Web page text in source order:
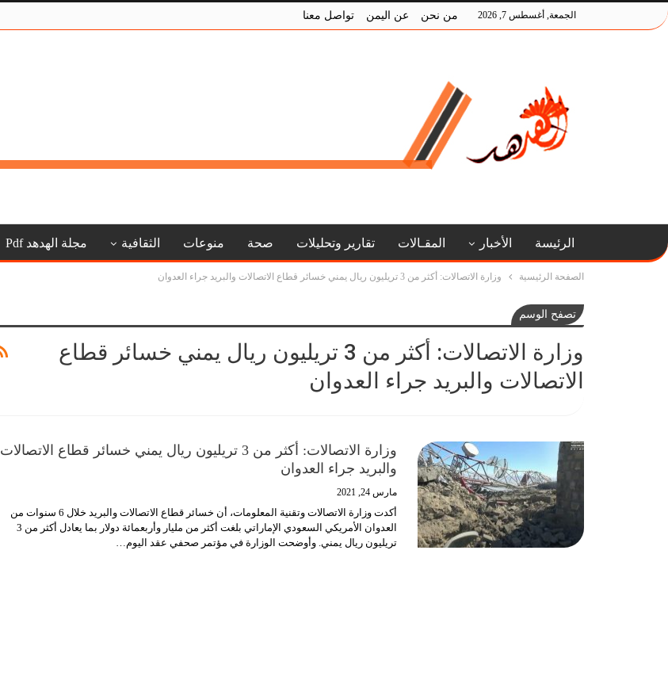
الجمعة, أغسطس 7, 2026 من نحن عن اليمن تواصل معنا
الرئيسة الأخبار المقـالات تقارير وتحليلات صحة منوعات الثقافية مجلة الهدهد Pdf
الصفحة الرئيسية وزارة الاتصالات: أكثر من 3 تريليون ريال يمني خسائر قطاع الاتصالات والبريد جراء العدوان
تصفح الوسم
وزارة الاتصالات: أكثر من 3 تريليون ريال يمني خسائر قطاع
الاتصالات والبريد جراء العدوان
وزارة الاتصالات: أكثر من 3 تريليون ريال يمني خسائر قطاع الاتصالات
والبريد جراء العدوان
مارس 24, 2021
أكدت وزارة الاتصالات وتقنية المعلومات، أن خسائر قطاع الاتصالات والبريد خلال 6 سنوات من
العدوان الأمريكي السعودي الإماراتي بلغت أكثر من مليار وأربعمائة دولار بما يعادل أكثر من 3
تريليون ريال يمني. وأوضحت الوزارة في مؤتمر صحفي عقد اليوم…